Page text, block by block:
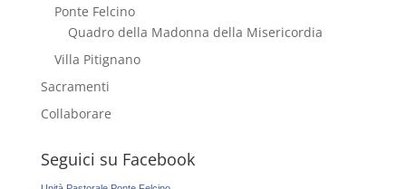
Ponte Felcino
Quadro della Madonna della Misericordia
Villa Pitignano
Sacramenti
Collaborare
Seguici su Facebook